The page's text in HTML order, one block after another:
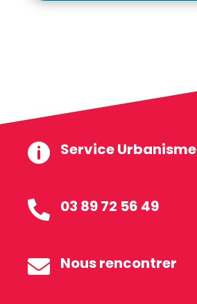
 Service Urbanisme
 03 89 72 56 49
 Nous rencontrer